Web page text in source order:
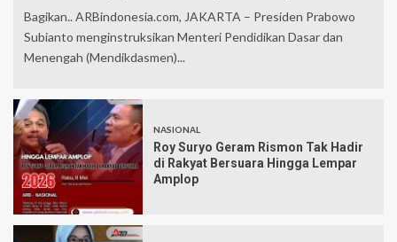
Bagikan.. ARBindonesia.com, JAKARTA – Presiden Prabowo
Subianto menginstruksikan Menteri Pendidikan Dasar dan
Menengah (Mendikdasmen)...
NASIONAL
Roy Suryo Geram Rismon Tak Hadir
di Rakyat Bersuara Hingga Lempar
Amplop